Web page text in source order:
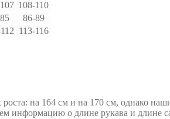
108-110
86-89
113-116
на 164 см и на 170 см, однако
информацию о длине рукава и длине